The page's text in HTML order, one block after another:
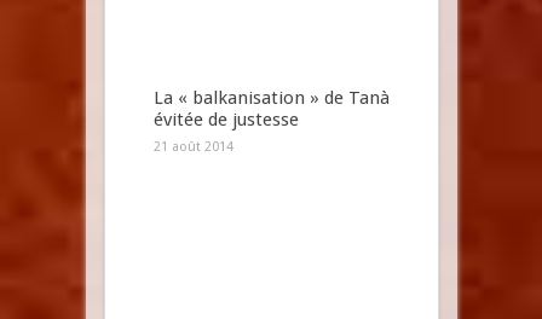
La « balkanisation » de Tanà
évitée de justesse
21 août 2014